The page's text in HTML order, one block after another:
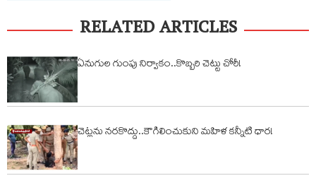
RELATED ARTICLES
ఏనుగుల గుంపు నిర్వాకం..కొబ్బరి చెట్టు చోరీ!
చెట్లను నరకొద్దు..కౌగిలించుకుని మహిళ కన్నీటి ధార!